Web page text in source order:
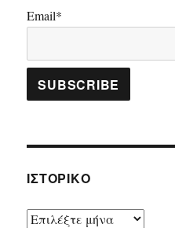
Email*
ΙΣΤΟΡΙΚΌ
Ιστορικό